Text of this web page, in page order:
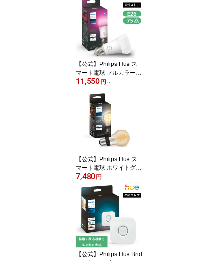
スマート照明 LED 電球
アレクサ対応 1100lm 16
00lm 電球色 昼白色 スマ
ートライト 調光 調色 ス
マートホーム 間接照明
アプリ操作
【公式】Philips Hue ス
マート電球 フルカラー e
26 75w 100w| フィリッ
LED 電球 アレクサ対応 1
100lm マルチカラー 160
0万色 電球色 昼白色 スマ
ートライト 調光 調色 ス
マートホーム 間接照明
音声操作
11,550 円 ～
【公式】Philips Hue ス
マート電球 ホワイトグラ
デーション フィラメント
│ スマート照明 LED 電
球 アレクサ対応 550lm
電球色 昼白色 スマート
ライト 調光 調色 スマー
トホーム 間接照明 音声
操作 アプリ操作 音声コ
ントロール
7,480 円
【公式】Philips Hue Brid